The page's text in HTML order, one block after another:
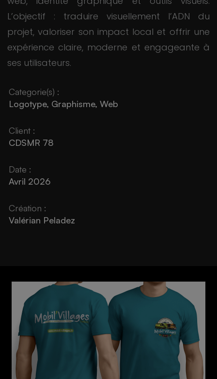
L’objectif : traduire visuellement l’ADN du
projet, valoriser son impact local et offrir une
expérience claire, moderne et engageante à
ses utilisateurs.
Categorie(s) :
Logotype, Graphisme, Web
Client :
CDSMR 78
Date :
Avril 2026
Création :
Valérian Peladez